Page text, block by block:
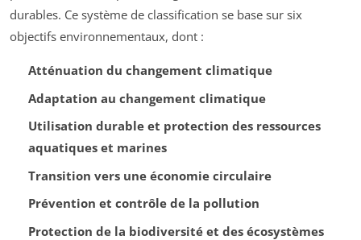
durables. Ce système de classification se base sur six
objectifs environnementaux, dont :
Atténuation du changement climatique
Adaptation au changement climatique
Utilisation durable et protection des ressources
aquatiques et marines
Transition vers une économie circulaire
Prévention et contrôle de la pollution
Protection de la biodiversité et des écosystèmes